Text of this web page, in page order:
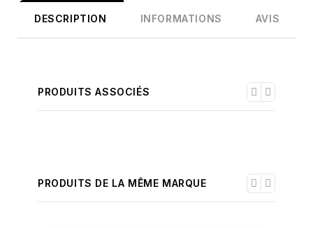
DESCRIPTION INFORMATIONS AVIS
PRODUITS ASSOCIÉS
PRODUITS DE LA MÊME MARQUE